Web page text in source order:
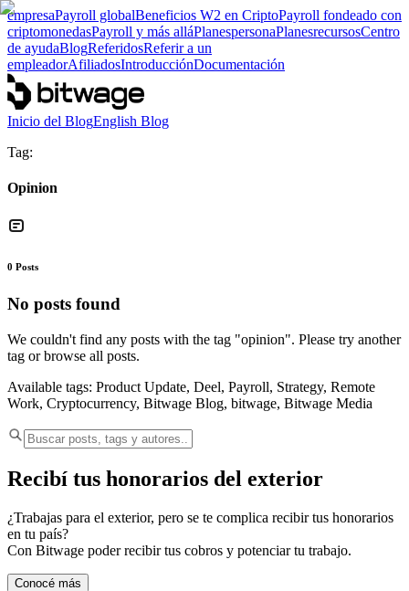
empresaPayroll globalBeneficios W2 en CriptoPayroll fondeado con
criptomonedasPayroll y más alláPlanespersonaPlanesrecursosCentro
de ayudaBlogReferidosReferir a un
empleadorAfiliadosIntroducciónDocumentación
Inicio del BlogEnglish Blog
Tag:
Opinion
0 Posts
No posts found
We couldn't find any posts with the tag "opinion". Please try another
tag or browse all posts.
Available tags: Product Update, Deel, Payroll, Strategy, Remote
Work, Cryptocurrency, Bitwage Blog, bitwage, Bitwage Media
Recibí tus honorarios del exterior
¿Trabajas para el exterior, pero se te complica recibir tus honorarios
en tu país?
Con Bitwage poder recibir tus cobros y potenciar tu trabajo.
Conocé más